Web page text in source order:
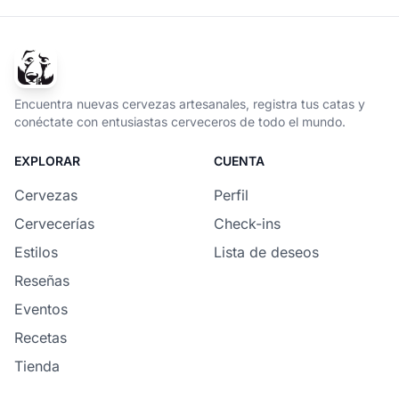
Encuentra nuevas cervezas artesanales, registra tus catas y
conéctate con entusiastas cerveceros de todo el mundo.
EXPLORAR
Cervezas
Cervecerías
Estilos
Reseñas
Eventos
Recetas
Tienda
CUENTA
Perfil
Check-ins
Lista de deseos